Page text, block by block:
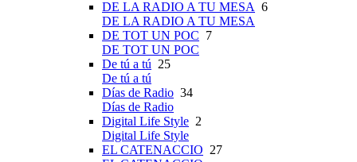
DE LA RADIO A TU MESA 6
DE LA RADIO A TU MESA
DE TOT UN POC 7
DE TOT UN POC
De tú a tú 25
De tú a tú
Días de Radio 34
Días de Radio
Digital Life Style 2
Digital Life Style
EL CATENACCIO 27